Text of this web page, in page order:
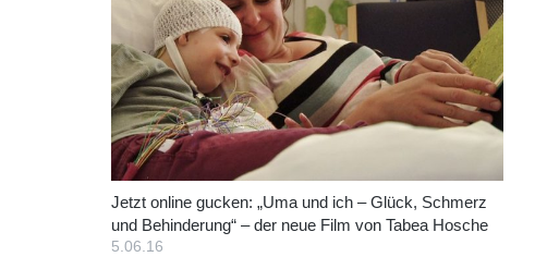
Jetzt online gucken: „Uma und ich – Glück, Schmerz
und Behinderung“ – der neue Film von Tabea Hosche
5.06.16